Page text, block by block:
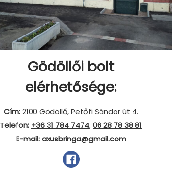
Gödöllői bolt
elérhetősége:
Cím:2100 Gödöllő, Petőfi Sándor út 4.
Telefon: +36 31 784 7474,06 28 78 38 81
E-mail: axusbringa@gmail.com